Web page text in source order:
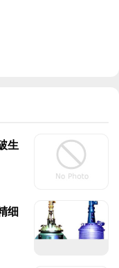
生
细